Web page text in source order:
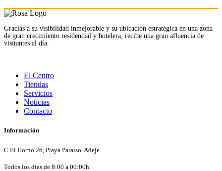
Gracias a su visibilidad inmejorable y su ubicación estratégica en una zona
de gran crecimiento residencial y hotelera, recibe una gran afluencia de
visitantes al día.
El Centro
Tiendas
Servicios
Noticias
Contacto
Información
C El Horno 26, Playa Paraíso. Adeje
Todos los días de 8:00 a 00:00h.